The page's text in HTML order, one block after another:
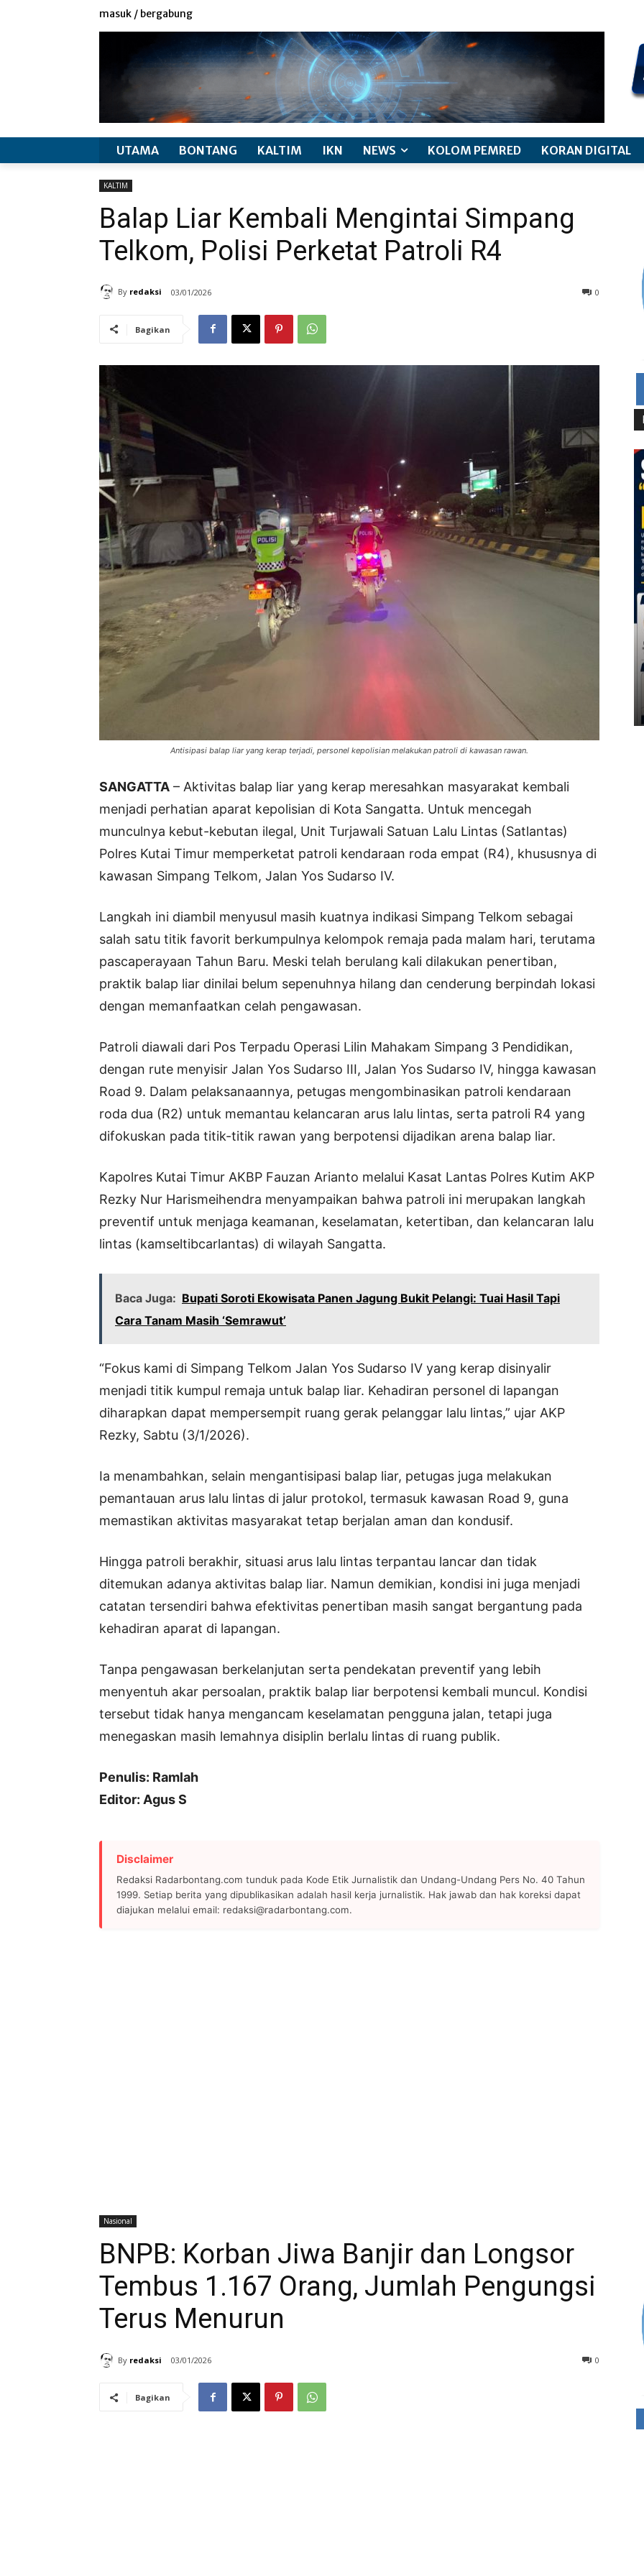
masuk / bergabung
UTAMA BONTANG KALTIM IKN NEWS KOLOM PEMRED KORAN DIGITAL
KALTIM
Balap Liar Kembali Mengintai Simpang
Telkom, Polisi Perketat Patroli R4
By redaksi 03/01/2026 0
Bagikan
Antisipasi balap liar yang kerap terjadi, personel kepolisian melakukan patroli di kawasan rawan.
SANGATTA – Aktivitas balap liar yang kerap meresahkan masyarakat kembali
menjadi perhatian aparat kepolisian di Kota Sangatta. Untuk mencegah
munculnya kebut-kebutan ilegal, Unit Turjawali Satuan Lalu Lintas (Satlantas)
Polres Kutai Timur memperketat patroli kendaraan roda empat (R4), khususnya di
kawasan Simpang Telkom, Jalan Yos Sudarso IV.
Langkah ini diambil menyusul masih kuatnya indikasi Simpang Telkom sebagai
salah satu titik favorit berkumpulnya kelompok remaja pada malam hari, terutama
pascaperayaan Tahun Baru. Meski telah berulang kali dilakukan penertiban,
praktik balap liar dinilai belum sepenuhnya hilang dan cenderung berpindah lokasi
dengan memanfaatkan celah pengawasan.
Patroli diawali dari Pos Terpadu Operasi Lilin Mahakam Simpang 3 Pendidikan,
dengan rute menyisir Jalan Yos Sudarso III, Jalan Yos Sudarso IV, hingga kawasan
Road 9. Dalam pelaksanaannya, petugas mengombinasikan patroli kendaraan
roda dua (R2) untuk memantau kelancaran arus lalu lintas, serta patroli R4 yang
difokuskan pada titik-titik rawan yang berpotensi dijadikan arena balap liar.
Kapolres Kutai Timur AKBP Fauzan Arianto melalui Kasat Lantas Polres Kutim AKP
Rezky Nur Harismeihendra menyampaikan bahwa patroli ini merupakan langkah
preventif untuk menjaga keamanan, keselamatan, ketertiban, dan kelancaran lalu
lintas (kamseltibcarlantas) di wilayah Sangatta.
Baca Juga: Bupati Soroti Ekowisata Panen Jagung Bukit Pelangi: Tuai Hasil Tapi
Cara Tanam Masih ‘Semrawut’
“Fokus kami di Simpang Telkom Jalan Yos Sudarso IV yang kerap disinyalir
menjadi titik kumpul remaja untuk balap liar. Kehadiran personel di lapangan
diharapkan dapat mempersempit ruang gerak pelanggar lalu lintas,” ujar AKP
Rezky, Sabtu (3/1/2026).
Ia menambahkan, selain mengantisipasi balap liar, petugas juga melakukan
pemantauan arus lalu lintas di jalur protokol, termasuk kawasan Road 9, guna
memastikan aktivitas masyarakat tetap berjalan aman dan kondusif.
Hingga patroli berakhir, situasi arus lalu lintas terpantau lancar dan tidak
ditemukan adanya aktivitas balap liar. Namun demikian, kondisi ini juga menjadi
catatan tersendiri bahwa efektivitas penertiban masih sangat bergantung pada
kehadiran aparat di lapangan.
Tanpa pengawasan berkelanjutan serta pendekatan preventif yang lebih
menyentuh akar persoalan, praktik balap liar berpotensi kembali muncul. Kondisi
tersebut tidak hanya mengancam keselamatan pengguna jalan, tetapi juga
menegaskan masih lemahnya disiplin berlalu lintas di ruang publik.
Penulis: Ramlah
Editor: Agus S
Disclaimer
Redaksi Radarbontang.com tunduk pada Kode Etik Jurnalistik dan Undang-Undang Pers No. 40 Tahun
1999. Setiap berita yang dipublikasikan adalah hasil kerja jurnalistik. Hak jawab dan hak koreksi dapat
diajukan melalui email: redaksi@radarbontang.com.